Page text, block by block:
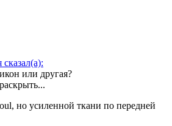
или другая?
но усиленной ткани по передней